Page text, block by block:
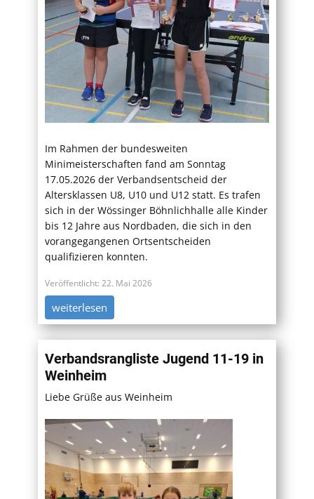
Im Rahmen der bundesweiten
Minimeisterschaften fand am Sonntag
17.05.2026 der Verbandsentscheid der
Altersklassen U8, U10 und U12 statt. Es trafen
sich in der Wössinger Böhnlichhalle alle Kinder
bis 12 Jahre aus Nordbaden, die sich in den
vorangegangenen Ortsentscheiden
qualifizieren konnten.
Veröffentlicht: 22. Mai 2026
weiterlesen
Verbandsrangliste Jugend 11-19 in
Weinheim
Liebe Grüße aus Weinheim